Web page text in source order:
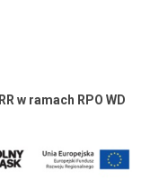
w ramach RPO WD